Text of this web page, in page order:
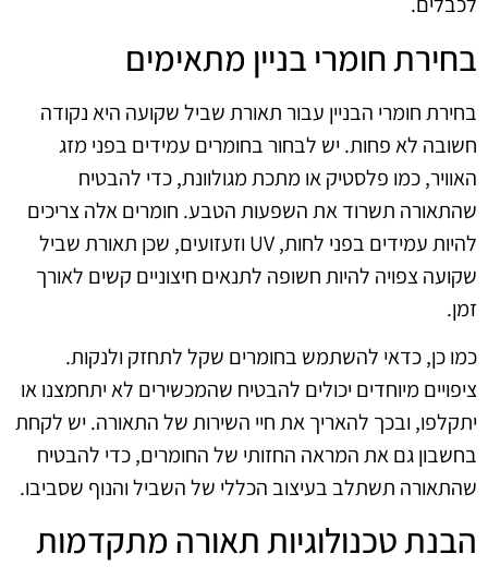
בחירת חומרי בניין מתאימים
בחירת חומרי הבניין עבור תאורת שביל שקועה היא נקודה
חשובה לא פחות. יש לבחור בחומרים עמידים בפני מזג
האוויר, כמו פלסטיק או מתכת מגולוונת, כדי להבטיח
שהתאורה תשרוד את השפעות הטבע. חומרים אלה צריכים
להיות עמידים בפני לחות, UV וזעזועים, שכן תאורת שביל
שקועה צפויה להיות חשופה לתנאים חיצוניים קשים לאורך
זמן.
כמו כן, כדאי להשתמש בחומרים שקל לתחזק ולנקות.
ציפויים מיוחדים יכולים להבטיח שהמכשירים לא יתחמצנו או
יתקלפו, ובכך להאריך את חיי השירות של התאורה. יש לקחת
בחשבון גם את המראה החזותי של החומרים, כדי להבטיח
שהתאורה תשתלב בעיצוב הכללי של השביל והנוף שסביבו.
הבנת טכנולוגיות תאורה מתקדמות